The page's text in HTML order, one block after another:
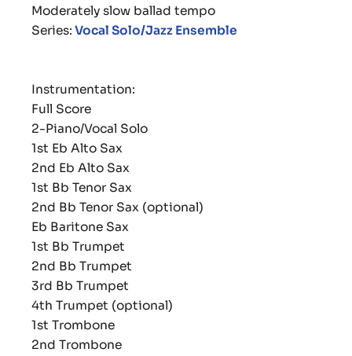
Moderately slow ballad tempo
Series: Vocal Solo/Jazz Ensemble
Instrumentation:
Full Score
2-Piano/Vocal Solo
1st Eb Alto Sax
2nd Eb Alto Sax
1st Bb Tenor Sax
2nd Bb Tenor Sax (optional)
Eb Baritone Sax
1st Bb Trumpet
2nd Bb Trumpet
3rd Bb Trumpet
4th Trumpet (optional)
1st Trombone
2nd Trombone